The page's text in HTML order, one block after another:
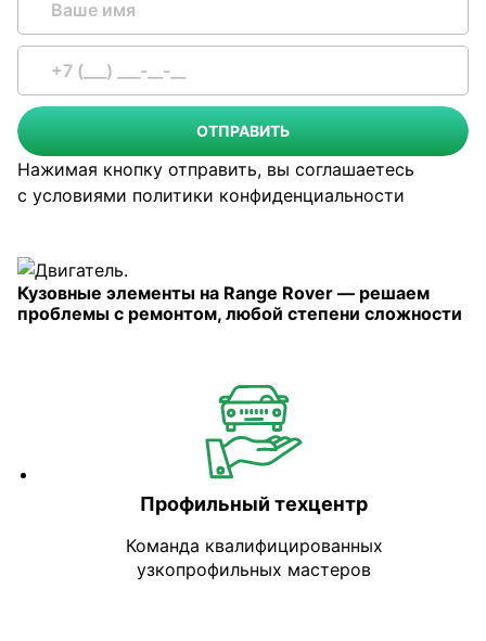
ОТПРАВИТЬ
Нажимая кнопку отправить, вы соглашаетесь
с условиями политики конфиденциальности
Кузовные элементы на Range Rover — решаем
проблемы с ремонтом, любой степени сложности
Профильный техцентр
Команда квалифицированных
узкопрофильных мастеров